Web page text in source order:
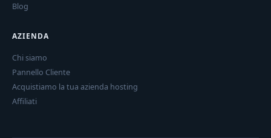
Blog
AZIENDA
Chi siamo
Pannello Cliente
Acquistiamo la tua azienda hosting
Affiliati